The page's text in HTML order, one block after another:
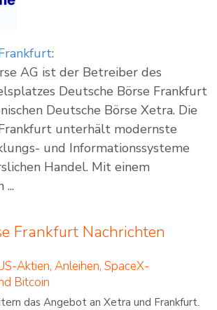
:
AG ist der Betreiber des
Deutsche Börse Frankfurt
Deutsche Börse Xetra. Die
unterhält modernste
und Informationssysteme
Handel. Mit einem
...
Frankfurt Nachrichten
Aktien, Anleihen, SpaceX-
Bitcoin
das Angebot an Xetra und Frankfurt.